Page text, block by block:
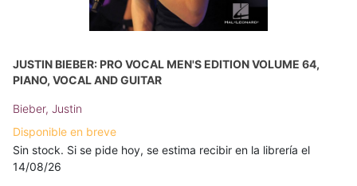
JUSTIN BIEBER: PRO VOCAL MEN'S EDITION VOLUME 64,
PIANO, VOCAL AND GUITAR
Bieber, Justin
Disponible en breve
Sin stock. Si se pide hoy, se estima recibir en la librería el
14/08/26